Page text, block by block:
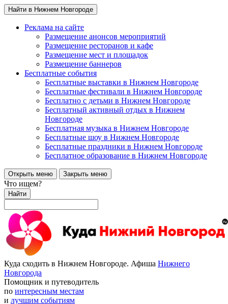
Найти в Нижнем Новгороде
Реклама на сайте
Размещение анонсов мероприятий
Размещение ресторанов и кафе
Размещение мест и площадок
Размещение баннеров
Бесплатные события
Бесплатные выставки в Нижнем Новгороде
Бесплатные фестивали в Нижнем Новгороде
Бесплатно с детьми в Нижнем Новгороде
Бесплатный активный отдых в Нижнем
Новгороде
Бесплатная музыка в Нижнем Новгороде
Бесплатные шоу в Нижнем Новгороде
Бесплатные праздники в Нижнем Новгороде
Бесплатное образование в Нижнем Новгороде
Открыть меню Закрыть меню
Что ищем?
Найти
Куда сходить в Нижнем Новгороде. Афиша Нижнего
Новгорода
Помощник и путеводитель
по интересным местам
и лучшим событиям